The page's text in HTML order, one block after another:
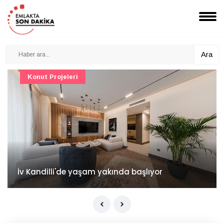
Ara
İv Kandilli'de yaşam yakında başlıyor
Konut Projeleri